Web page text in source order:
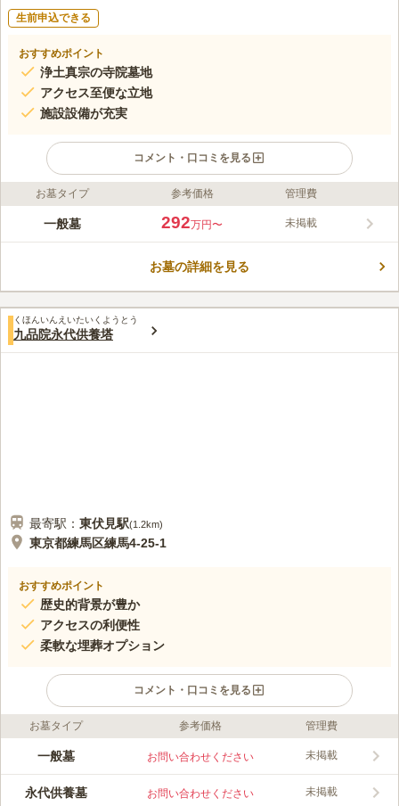
生前申込できる
おすすめポイント
浄土真宗の寺院墓地
アクセス至便な立地
施設設備が充実
コメント・口コミを見る
ライフドット編集部のコメント
真宗高田派の南松寺は、臥龍山南松寺と号します。南松寺は、元
ました。 関東大震災では本尊と数点の備品をのぞいたほとんど
分、環八沿いにあり、駐車場も完備されているのでアクセス抜群
です。
口コミ評価
この霊園はまだ誰からも評価されていません。
お墓タイプ 参考価格 管理費
一般墓 292万円〜 未掲載
お墓の詳細を見る
くほんいんえいたいくようとう
九品院永代供養塔
最寄駅： 東伏見駅(1.2km)
東京都練馬区練馬4-25-1
おすすめポイント
歴史的背景が豊か
アクセスの利便性
柔軟な埋葬オプション
コメント・口コミを見る
口コミ評価
この霊園はまだ誰からも評価されていません。
お墓タイプ 参考価格 管理費
一般墓 お問い合わせください 未掲載
永代供養墓 お問い合わせください 未掲載